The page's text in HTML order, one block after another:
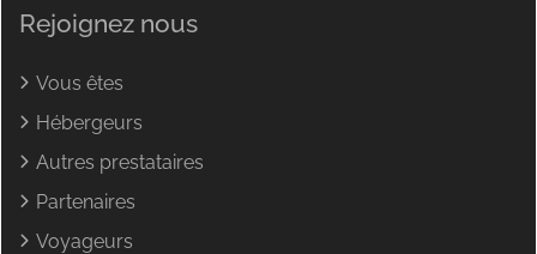
Rejoignez nous
Vous êtes
Hébergeurs
Autres prestataires
Partenaires
Voyageurs